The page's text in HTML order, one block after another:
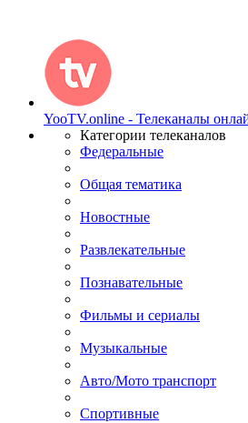
YooTV.online - Телеканалы
Категории телеканалов
Федеральные
Общая тематика
Новостные
Развлекательные
Познавательные
Фильмы и сериалы
Музыкальные
Авто/Мото транспорт
Спортивные